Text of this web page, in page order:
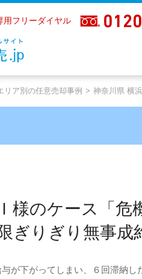
用フリーダイヤル
リア別の任意売却事例 神奈川県 横
様のケース「危
りぎり無事成
が下がってしまい、６回滞納